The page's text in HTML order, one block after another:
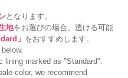
となります。
地をお選びの場合、透ける可能
」 をおすすめします。
lining marked as "Standard".
color, we recommend